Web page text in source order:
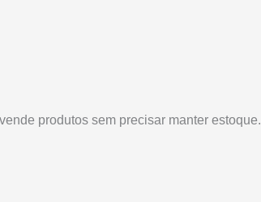
produtos sem precisar manter estoque.